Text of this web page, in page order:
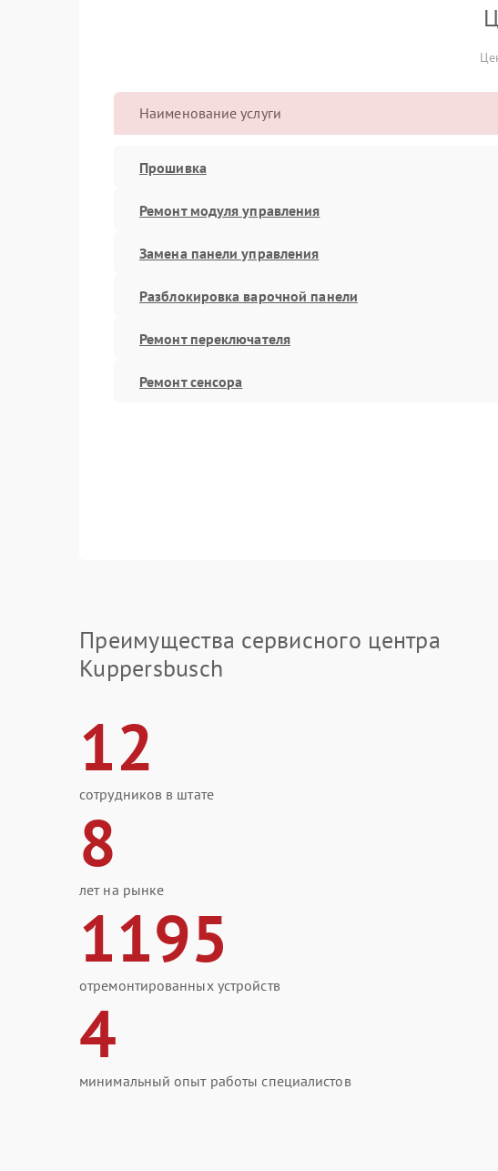
Наименование услуги
Прошивка
Ремонт модуля управления
Замена панели управления
Разблокировка варочной панели
Ремонт переключателя
Ремонт сенсора
Преимущества сервисного центра
Kuppersbusch
12
сотрудников в штате
8
лет на рынке
1195
отремонтированных устройств
4
минимальный опыт работы специалистов